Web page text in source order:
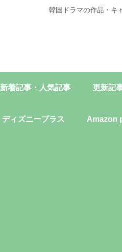
韓国ドラマの作品・キ
新着記事・人気記事 更新記
ディズニープラス Amazon